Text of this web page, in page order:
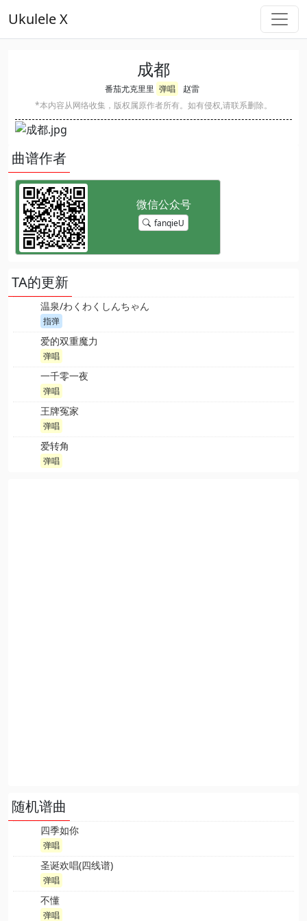
Ukulele X
成都
番茄尤克里里 弹唱
赵雷
*本内容从网络收集，版权属原作者所有。如有侵权,请联系删除。
曲谱作者
fanqieU
TA的更新
温泉/わくわくしんちゃん
指弹
爱的双重魔力
弹唱
一千零一夜
弹唱
王牌冤家
弹唱
爱转角
弹唱
随机谱曲
四季如你
弹唱
圣诞欢唱(四线谱)
弹唱
不懂
弹唱